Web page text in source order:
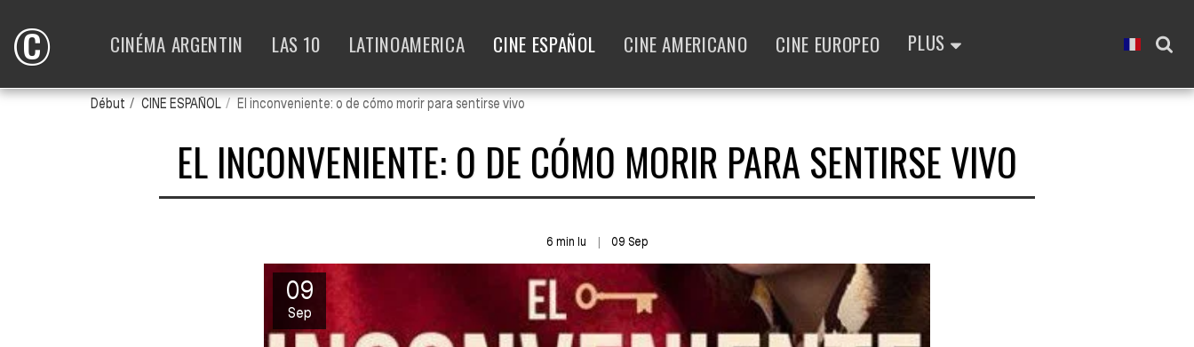
© CINÉMA ARGENTIN LAS 10 LATINOAMERICA CINE ESPAÑOL CINE AMERICANO CINE EUROPEO PLUS
Début CINE ESPAÑOL El inconveniente: o de cómo morir para sentirse vivo
EL INCONVENIENTE: O DE CÓMO MORIR PARA SENTIRSE VIVO
6 min lu 09 Sep
09
Sep